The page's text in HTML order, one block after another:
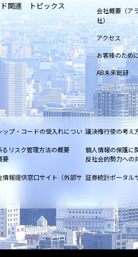
関連 トピックス
会社概要（ア
社）
アクセス
お客様のため
AB未来総研
プ・コードの受入れについ 議決権行使の考え
リスク管理方法の概要 個人情報の保護に
要
反社会的勢力への
報提供窓口サイト（外部サ 証券統計ポータル